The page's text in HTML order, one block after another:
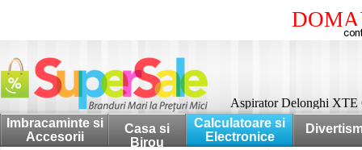
Aspirator Delonghi
Imbracaminte si
Accesorii
Casa si
Birou
Calculatoare si
Electronice